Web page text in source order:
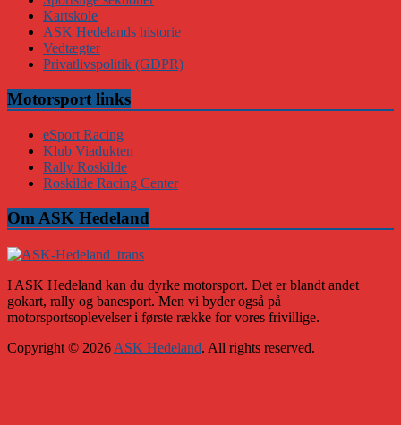
Kartskole
ASK Hedelands historie
Vedtægter
Privatlivspolitik (GDPR)
Motorsport links
eSport Racing
Klub Viadukten
Rally Roskilde
Roskilde Racing Center
Om ASK Hedeland
I ASK Hedeland kan du dyrke motorsport. Det er blandt andet
gokart, rally og banesport. Men vi byder også på
motorsportsoplevelser i første række for vores frivillige.
Copyright © 2026 ASK Hedeland. All rights reserved.